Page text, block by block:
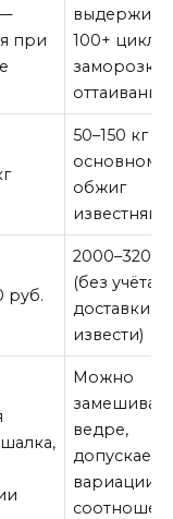
при
100+
заморозки/
оттаивания
50–150 кг (в
основном
обжиг
известняка)
руб.
2000–3200
(без учёта
доставки
извести)
Можно
ведре,
допускает
вариации в